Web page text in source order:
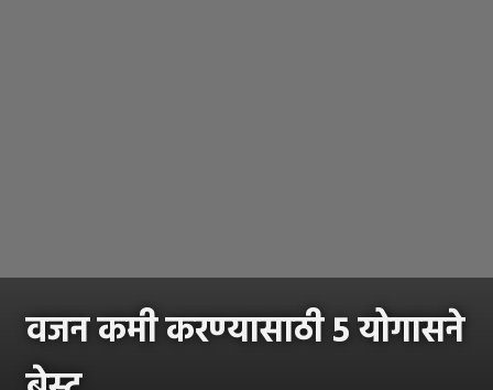
वजन कमी करण्यासाठी 5 योगासने